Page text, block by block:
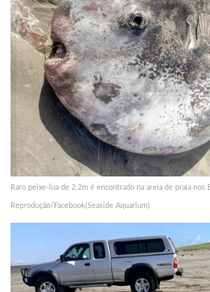
Raro peixe-lua de 2,2m é encontrado na areia de praia nos
Reprodução/Facebook(Seaside Aquarium)